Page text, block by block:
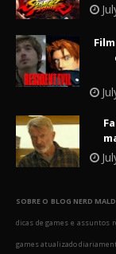
SOBRE O BLOG NERD
dicas de games e assuntos
games atualizado